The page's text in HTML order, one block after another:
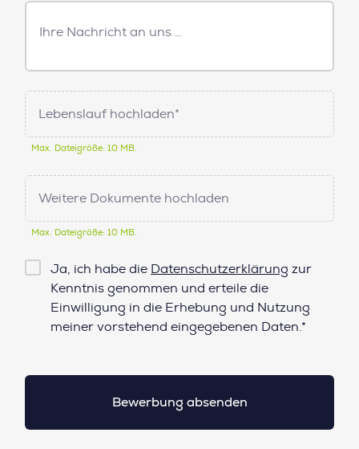
Freitext
Nachricht
Lebenslauf hochladen*
Max. Dateigröße: 10 MB.
Weitere Dokumente hochladen
Max. Dateigröße: 10 MB.
Checkbox
Datenschutz*
Ja, ich habe die Datenschutzerklärung zur
Kenntnis genommen und erteile die
Einwilligung in die Erhebung und Nutzung
meiner vorstehend eingegebenen Daten.*